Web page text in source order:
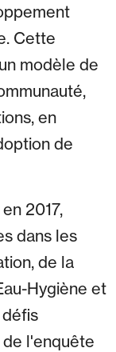
Cette
modèle de
en
de
2017,
dans les
de la
Hygiène et
l'enquête